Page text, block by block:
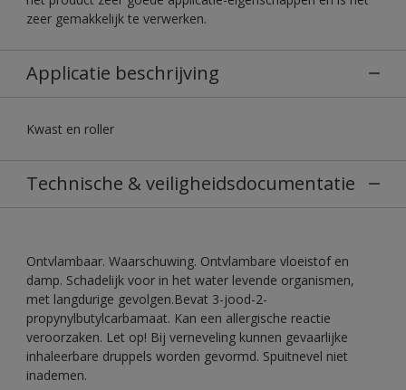
zeer gemakkelijk te verwerken.
Applicatie beschrijving
Kwast en roller
Technische & veiligheidsdocumentatie
Ontvlambaar. Waarschuwing. Ontvlambare vloeistof en
damp. Schadelijk voor in het water levende organismen,
met langdurige gevolgen.Bevat 3-jood-2-
propynylbutylcarbamaat. Kan een allergische reactie
veroorzaken. Let op! Bij verneveling kunnen gevaarlijke
inhaleerbare druppels worden gevormd. Spuitnevel niet
inademen.